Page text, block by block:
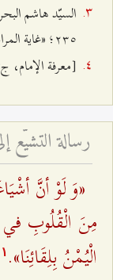
٢٣٥؛ «غاية المرام» ص ٢٦٥ وص ٢٦٦.
[معرفة الإمام، ج‌٣، ص: ۱٤].
رسالة التشيّع
«وَ لَوْ أنَّ
مِنَ الْقُلُوبِ في
الْيُمْنُ بِلِقَائِنَا». ۱